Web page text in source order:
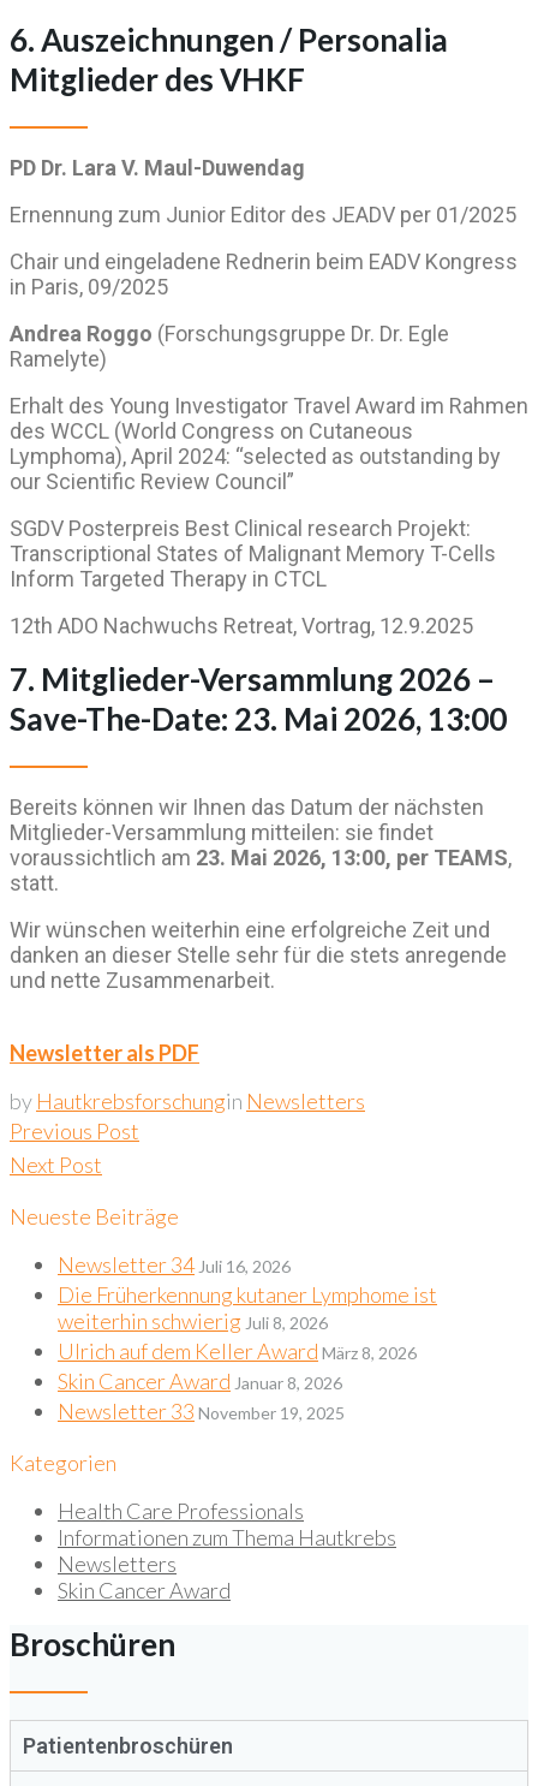
6. Auszeichnungen / Personalia
Mitglieder des VHKF
PD Dr. Lara V. Maul-Duwendag
Ernennung zum Junior Editor des JEADV per 01/2025
Chair und eingeladene Rednerin beim EADV Kongress
in Paris, 09/2025
Andrea Roggo (Forschungsgruppe Dr. Dr. Egle
Ramelyte)
Erhalt des Young Investigator Travel Award im Rahmen
des WCCL (World Congress on Cutaneous
Lymphoma), April 2024: “selected as outstanding by
our Scientific Review Council”
SGDV Posterpreis Best Clinical research Projekt:
Transcriptional States of Malignant Memory T-Cells
Inform Targeted Therapy in CTCL
12th ADO Nachwuchs Retreat, Vortrag, 12.9.2025
7. Mitglieder-Versammlung 2026 –
Save-The-Date: 23. Mai 2026, 13:00
Bereits können wir Ihnen das Datum der nächsten
Mitglieder-Versammlung mitteilen: sie findet
voraussichtlich am 23. Mai 2026, 13:00, per TEAMS,
statt.
Wir wünschen weiterhin eine erfolgreiche Zeit und
danken an dieser Stelle sehr für die stets anregende
und nette Zusammenarbeit.
Newsletter als PDF
by Hautkrebsforschungin Newsletters
Beitragsnavigation
Previous Post
Next Post
Neueste Beiträge
Newsletter 34 Juli 16, 2026
Die Früherkennung kutaner Lymphome ist
weiterhin schwierig Juli 8, 2026
Ulrich auf dem Keller Award März 8, 2026
Skin Cancer Award Januar 8, 2026
Newsletter 33 November 19, 2025
Kategorien
Health Care Professionals
Informationen zum Thema Hautkrebs
Newsletters
Skin Cancer Award
Broschüren
Patientenbroschüren